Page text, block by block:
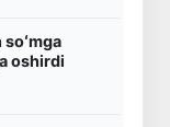
oshirdi